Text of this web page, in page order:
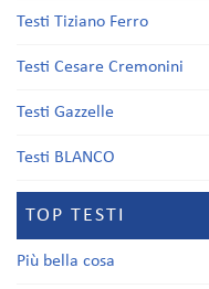
Testi Tiziano Ferro
Testi Cesare Cremonini
Testi Gazzelle
Testi BLANCO
TOP TESTI
Più bella cosa